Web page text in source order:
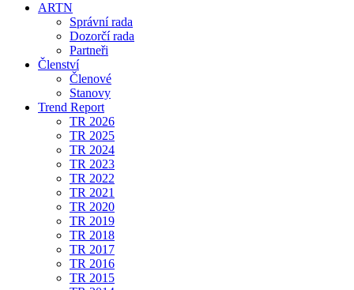
ARTN
Správní rada
Dozorčí rada
Partneři
Členství
Členové
Stanovy
Trend Report
TR 2026
TR 2025
TR 2024
TR 2023
TR 2022
TR 2021
TR 2020
TR 2019
TR 2018
TR 2017
TR 2016
TR 2015